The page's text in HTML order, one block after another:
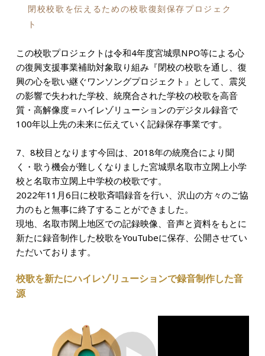
閉校校歌を伝えるための校歌復刻保存プロジェク
ト
この校歌プロジェクトは令和4年度宮城県NPO等による心
の復興支援事業補助対象取り組み『閉校の校歌を通し、復
興の心を歌い継ぐワンソングプロジェクト』として、震災
の影響で失われた学校、統廃合された学校の校歌を高音
質・高解像度＝ハイレゾリューションのデジタル録音で
100年以上先の未来に伝えていく記録保存事業です。
7、8校目となります今回は、2018年の統廃合により聞
く・歌う機会が難しくなりました宮城県名取市立閖上小学
校と名取市立閖上中学校の校歌です。
2022年11月6日に校歌斉唱録音を行い、沢山の方々のご協
力のもと無事に終了することができました。
現地、名取市閖上地区での記録映像、音声と資料をもとに
新たに録音制作した校歌をYouTubeに保存、公開させてい
ただいております。
校歌を新たにハイレゾリューションで録音制作した音
源